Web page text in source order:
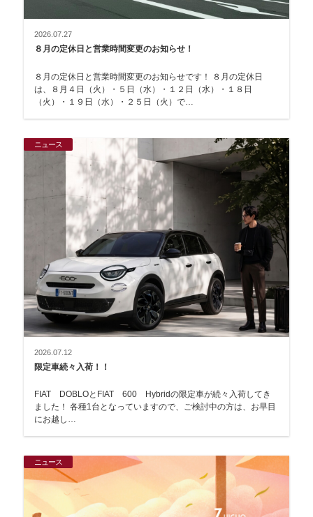
2026.07.27
８月の定休日と営業時間変更のお知らせ！
８月の定休日と営業時間変更のお知らせです！ ８月の定休日
は、８月４日（火）・５日（水）・１２日（水）・１８日
（火）・１９日（水）・２５日（火）で…
ニュース
2026.07.12
限定車続々入荷！！
FIAT DOBLOとFIAT 600 Hybridの限定車が続々入荷してき
ました！ 各種1台となっていますので、ご検討中の方は、お早目
にお越し…
ニュース